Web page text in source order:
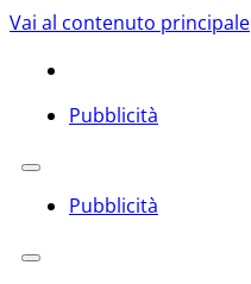
Vai al contenuto principale
Pubblicità
Pubblicità